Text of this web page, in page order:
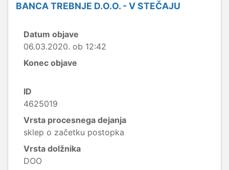
BANCA TREBNJE D.O.O. - V STEČAJU
Datum objave
06.03.2020. ob 12:42
Konec objave
ID
4625019
Vrsta procesnega dejanja
sklep o začetku postopka
Vrsta dolžnika
DOO